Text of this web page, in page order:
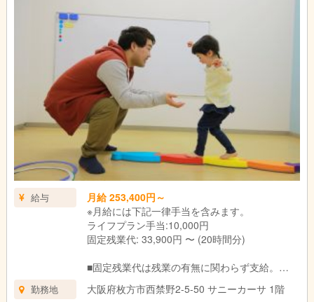
終礼|スタッフ間でお子さま保護者さまの情報共有や翌日の準備
をします。
退勤|本日もお疲れさまでした！
給与
月給 253,400円～
※月給には下記一律手当を含みます。
ライフプラン手当:10,000円
固定残業代: 33,900円 〜 (20時間分)
■固定残業代は残業の有無に関わらず支給。
上記の想定時間を超えた場合は、別途割増賃金
を支給いたします。
勤務地 大阪府枚方市西禁野2-5-50 サニーカーサ 1階